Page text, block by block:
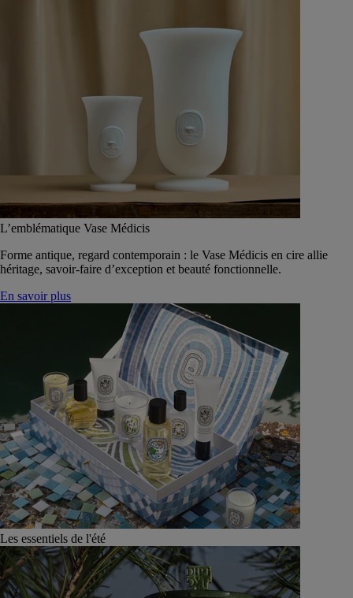
L’emblématique Vase Médicis
Forme antique, regard contemporain : le Vase Médicis en cire allie
héritage, savoir-faire d’exception et beauté fonctionnelle.
En savoir plus
Les essentiels de l'été